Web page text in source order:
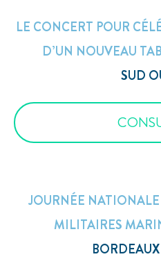
LE CONCERT POUR
D’UN NOUVEAU
SUD
JOURNÉE
MILITAIRES